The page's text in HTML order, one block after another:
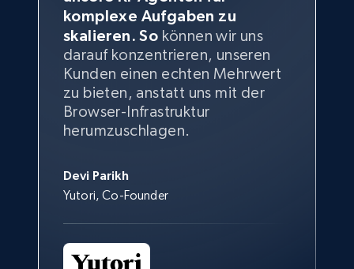
komplexe Aufgaben zu
skalieren. So können wir uns
darauf konzentrieren, unseren
Kunden einen echten Mehrwert
zu bieten, anstatt uns mit der
Browser-Infrastruktur
herumzuschlagen.
Devi Parikh
Yutori, Co-Founder